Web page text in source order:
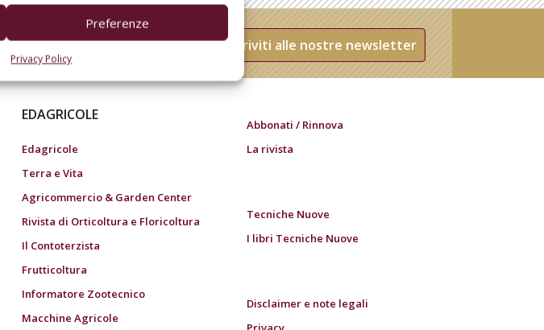
Preferenze
Privacy Policy
Iscriviti alle nostre newsletter
EDAGRICOLE
Edagricole
Terra e Vita
Agricommercio & Garden Center
Rivista di Orticoltura e Floricoltura
Il Contoterzista
Frutticoltura
Informatore Zootecnico
Macchine Agricole
Abbonati / Rinnova
La rivista
Tecniche Nuove
I libri Tecniche Nuove
Disclaimer e note legali